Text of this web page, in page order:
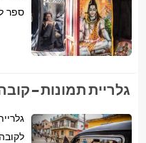
ספר
גלריית תמונות –